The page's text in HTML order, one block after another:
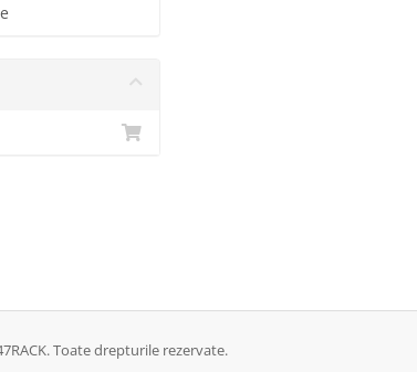
Toate drepturile rezervate.